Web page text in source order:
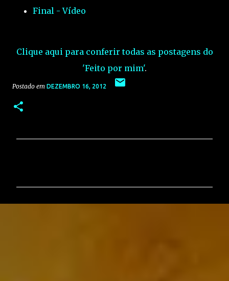
Final - Vídeo
Clique aqui para conferir todas as postagens do
'Feito por mim'.
Postado em DEZEMBRO 16, 2012